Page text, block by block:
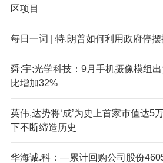
区项目
每日一词 | 特.朗普如何利用政府停
舜;宇;光学科技：9月手机摄像模组
比增加32%
英伟,达势将‘成’为史上首家市值达5
下不断缔造历史
华海诚.科：—累计回购公司股份